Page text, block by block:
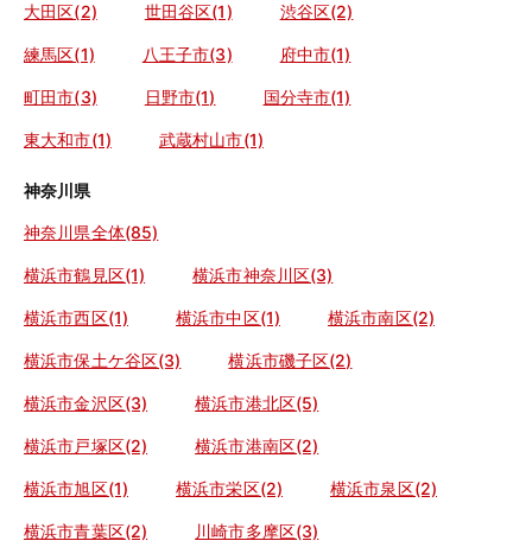
大田区(2) 世田谷区(1) 渋谷区(2)
練馬区(1) 八王子市(3) 府中市(1)
町田市(3) 日野市(1) 国分寺市(1)
東大和市(1) 武蔵村山市(1)
神奈川県
神奈川県全体(85)
横浜市鶴見区(1) 横浜市神奈川区(3)
横浜市西区(1) 横浜市中区(1) 横浜市南区(2)
横浜市保土ケ谷区(3) 横浜市磯子区(2)
横浜市金沢区(3) 横浜市港北区(5)
横浜市戸塚区(2) 横浜市港南区(2)
横浜市旭区(1) 横浜市栄区(2) 横浜市泉区(2)
横浜市青葉区(2) 川崎市多摩区(3)